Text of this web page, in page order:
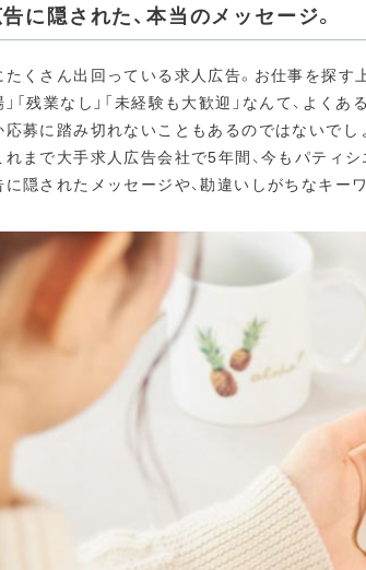
に隠された、本当のメッセージ。
たくさん出回っている求人広告。お仕事を探す
」「残業なし」「未経験も大歓迎」なんて、よく
応募に踏み切れないこともあるのではないでし
れまで大手求人広告会社で5年間、今もパティ
に隠されたメッセージや、勘違いしがちなキー